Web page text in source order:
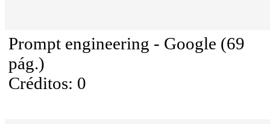
Prompt engineering - Google (69
pág.)
Créditos: 0